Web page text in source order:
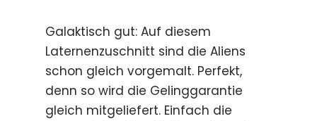
Galaktisch gut: Auf diesem
Laternenzuschnitt sind die Aliens
schon gleich vorgemalt. Perfekt,
denn so wird die Gelinggarantie
gleich mitgeliefert. Einfach die